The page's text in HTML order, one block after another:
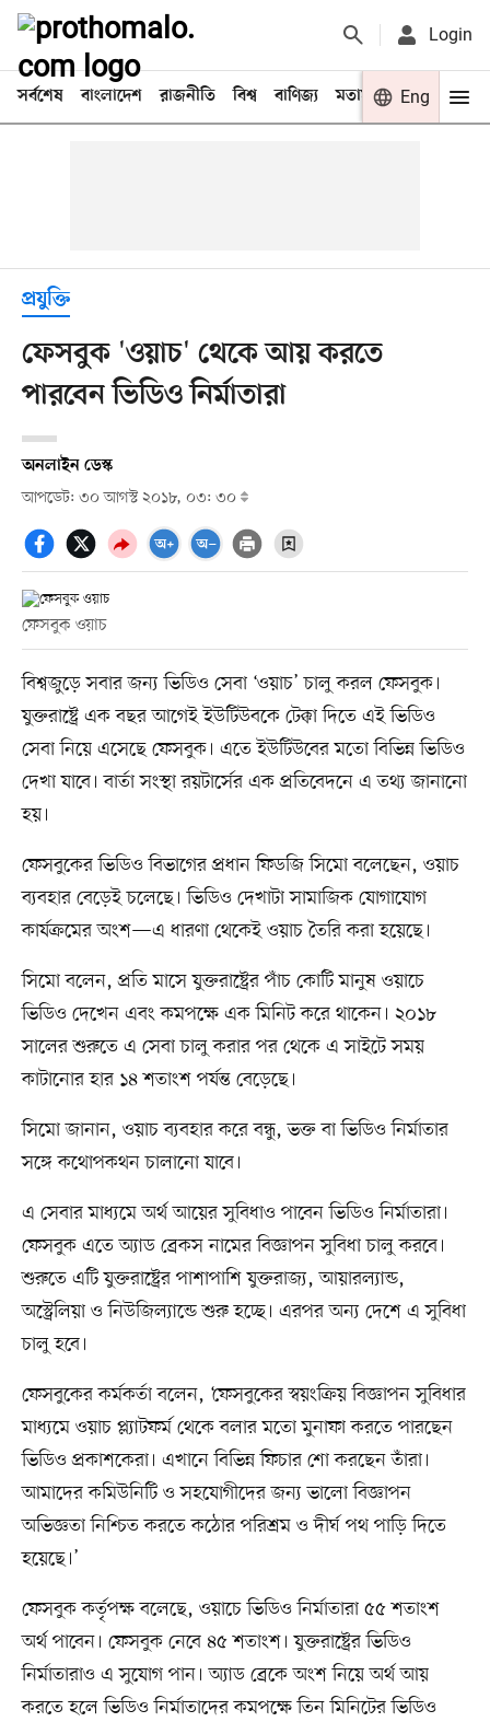
Login
সর্বশেষ বাংলাদেশ রাজনীতি বিশ্ব বাণিজ্য মতামত খেলা
Eng
প্রযুক্তি
ফেসবুক 'ওয়াচ' থেকে আয় করতে
পারবেন ভিডিও নির্মাতারা
অনলাইন ডেস্ক
আপডেট: ৩০ আগস্ট ২০১৮, ০৩: ৩০
ফেসবুক ওয়াচ
বিশ্বজুড়ে সবার জন্য ভিডিও সেবা ‘ওয়াচ’ চালু করল ফেসবুক।
যুক্তরাষ্ট্রে এক বছর আগেই ইউটিউবকে টেক্কা দিতে এই ভিডিও
সেবা নিয়ে এসেছে ফেসবুক। এতে ইউটিউবের মতো বিভিন্ন ভিডিও
দেখা যাবে। বার্তা সংস্থা রয়টার্সের এক প্রতিবেদনে এ তথ্য জানানো
হয়।
ফেসবুকের ভিডিও বিভাগের প্রধান ফিডজি সিমো বলেছেন, ওয়াচ
ব্যবহার বেড়েই চলেছে। ভিডিও দেখাটা সামাজিক যোগাযোগ
কার্যক্রমের অংশ—এ ধারণা থেকেই ওয়াচ তৈরি করা হয়েছে।
সিমো বলেন, প্রতি মাসে যুক্তরাষ্ট্রের পাঁচ কোটি মানুষ ওয়াচে
ভিডিও দেখেন এবং কমপক্ষে এক মিনিট করে থাকেন। ২০১৮
সালের শুরুতে এ সেবা চালু করার পর থেকে এ সাইটে সময়
কাটানোর হার ১৪ শতাংশ পর্যন্ত বেড়েছে।
সিমো জানান, ওয়াচ ব্যবহার করে বন্ধু, ভক্ত বা ভিডিও নির্মাতার
সঙ্গে কথোপকথন চালানো যাবে।
এ সেবার মাধ্যমে অর্থ আয়ের সুবিধাও পাবেন ভিডিও নির্মাতারা।
ফেসবুক এতে অ্যাড ব্রেকস নামের বিজ্ঞাপন সুবিধা চালু করবে।
শুরুতে এটি যুক্তরাষ্ট্রের পাশাপাশি যুক্তরাজ্য, আয়ারল্যান্ড,
অস্ট্রেলিয়া ও নিউজিল্যান্ডে শুরু হচ্ছে। এরপর অন্য দেশে এ সুবিধা
চালু হবে।
ফেসবুকের কর্মকর্তা বলেন, ‘ফেসবুকের স্বয়ংক্রিয় বিজ্ঞাপন সুবিধার
মাধ্যমে ওয়াচ প্ল্যাটফর্ম থেকে বলার মতো মুনাফা করতে পারছেন
ভিডিও প্রকাশকেরা। এখানে বিভিন্ন ফিচার শো করছেন তাঁরা।
আমাদের কমিউনিটি ও সহযোগীদের জন্য ভালো বিজ্ঞাপন
অভিজ্ঞতা নিশ্চিত করতে কঠোর পরিশ্রম ও দীর্ঘ পথ পাড়ি দিতে
হয়েছে।’
ফেসবুক কর্তৃপক্ষ বলেছে, ওয়াচে ভিডিও নির্মাতারা ৫৫ শতাংশ
অর্থ পাবেন। ফেসবুক নেবে ৪৫ শতাংশ। যুক্তরাষ্ট্রের ভিডিও
নির্মাতারাও এ সুযোগ পান। অ্যাড ব্রেকে অংশ নিয়ে অর্থ আয়
করতে হলে ভিডিও নির্মাতাদের কমপক্ষে তিন মিনিটের ভিডিও